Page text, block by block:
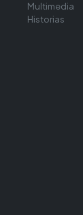
Multimedia
Historias